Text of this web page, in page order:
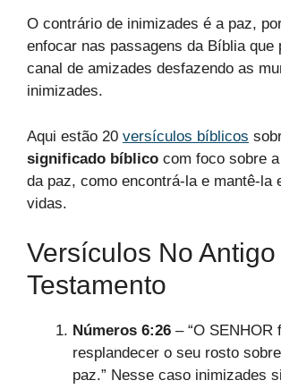
O contrário de inimizades é a paz,
enfocar nas passagens da Bíblia que
canal de amizades desfazendo as
inimizades.
Aqui estão 20 versículos bíblicos
significado bíblico com foco sobre
da paz, como encontrá-la e mantê-la
vidas.
Versículos No Antigo
Testamento
Números 6:26 – “O SENHOR
resplandecer o seu rosto
paz.” Nesse caso inimizades